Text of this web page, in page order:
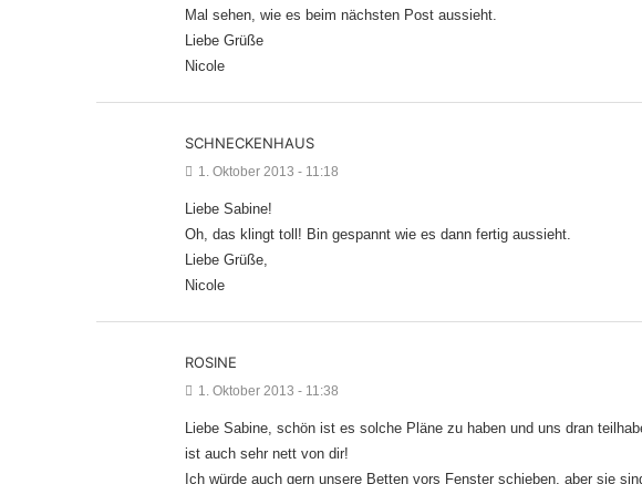
Mal sehen, wie es beim nächsten Post aussieht.
Liebe Grüße
Nicole
SCHNECKENHAUS
1. Oktober 2013 - 11:18
Liebe Sabine!
Oh, das klingt toll! Bin gespannt wie es dann fertig aussieht.
Liebe Grüße,
Nicole
ROSINE
1. Oktober 2013 - 11:38
Liebe Sabine, schön ist es solche Pläne zu haben und uns dran
ist auch sehr nett von dir!
Ich würde auch gern unsere Betten vors Fenster schieben, aber sie